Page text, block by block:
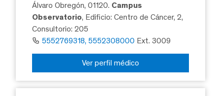
Álvaro Obregón, 01120. Campus
Observatorio, Edificio: Centro de Cáncer, 2,
Consultorio: 205
5552769318, 5552308000 Ext. 3009
Ver perfil médico